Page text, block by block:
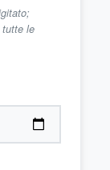
tutte le